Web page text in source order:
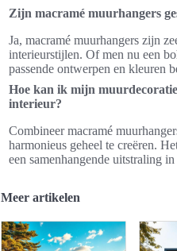
Zijn macramé muurhangers
Ja, macramé muurhangers zijn
interieurstijlen. Of men nu een
passende ontwerpen en kleuren
Hoe kan ik mijn
interieur?
Combineer macramé
harmonieus geheel te creëren.
een samenhangende uitstraling
Meer artikelen